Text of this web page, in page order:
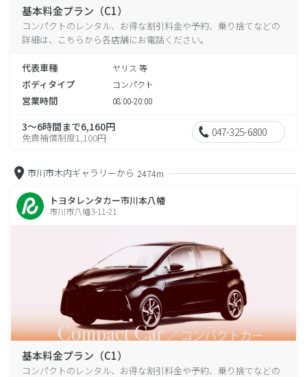
基本料金プラン（C1）
コンパクトのレンタル、お得な割引料金や予約、乗り捨てなどの
詳細は、こちらから各店舗にお電話ください。
代表車種 ヤリス 等
ボディタイプ コンパクト
営業時間 08:00-20:00
3～6時間まで6,160円
免責補償制度1,100円 047-325-6800
市川市木内ギャラリーから 2474m
トヨタレンタカー市川本八幡
市川市八幡3-11-21
基本料金プラン（C1）
コンパクトのレンタル、お得な割引料金や予約、乗り捨てなどの